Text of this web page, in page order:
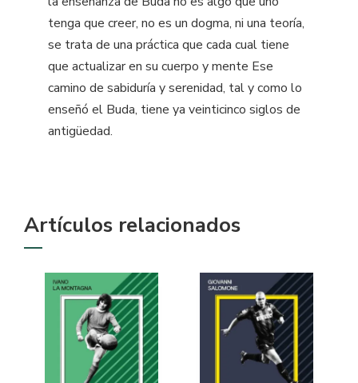
tenga que creer, no es un dogma, ni una teoría,
se trata de una práctica que cada cual tiene
que actualizar en su cuerpo y mente Ese
camino de sabiduría y serenidad, tal y como lo
enseñó el Buda, tiene ya veinticinco siglos de
antigüedad.
Artículos relacionados